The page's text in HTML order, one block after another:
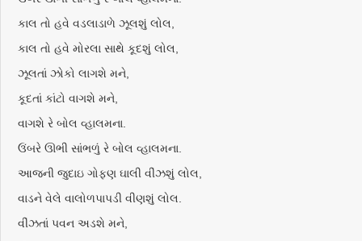
કાલ તો હવે વડલાડાળે ઝૂલશું લોલ,
કાલ તો હવે મોરલા સાથે કૂદશું લોલ,
ઝૂલતાં ઝોકો લાગશે મને,
કૂદતાં કાંટો વાગશે મને,
વાગશે રે બોલ વ્હાલમના.
ઉંબરે ઊભી સાંભળું રે બોલ વ્હાલમના.
આજની જુદાઇ ગોફણ ઘાલી વીંઝશું લોલ,
વાડને વેલે વાલોળપાપડી વીણશું લોલ.
વીંઝતાં પવન અડશે મને,